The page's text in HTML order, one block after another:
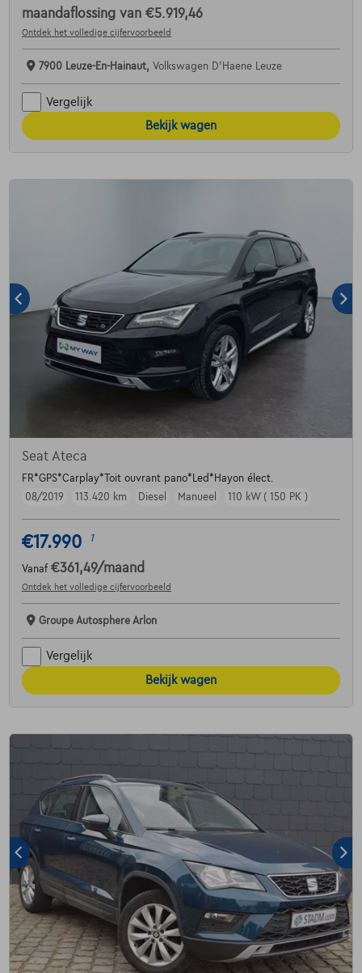
maandaflossing van €5.919,46
Ontdek het volledige cijfervoorbeeld
7900 Leuze-En-Hainaut, Volkswagen D'Haene Leuze
Vergelijk
Bekijk wagen
Seat Ateca
FR*GPS*Carplay*Toit ouvrant pano*Led*Hayon élect.
08/2019
113.420 km Diesel Manueel 110 kW ( 150 PK )
€17.990 1
Vanaf €361,49/maand
Ontdek het volledige cijfervoorbeeld
Groupe Autosphere Arlon
Vergelijk
Bekijk wagen